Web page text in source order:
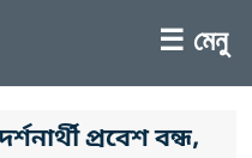
☰ মেনু
প্রবেশ বন্ধ,